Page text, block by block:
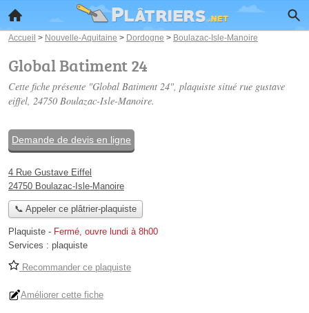
Accueil > Nouvelle-Aquitaine > Dordogne > Boulazac-Isle-Manoire
Global Batiment 24
Cette fiche présente "Global Batiment 24", plaquiste situé rue gustave
eiffel, 24750 Boulazac-Isle-Manoire.
Demande de devis en ligne
4 Rue Gustave Eiffel
24750 Boulazac-Isle-Manoire
📞 Appeler ce plâtrier-plaquiste
Plaquiste - Fermé, ouvre lundi à 8h00
Services : plaquiste
Recommander ce plaquiste
Améliorer cette fiche